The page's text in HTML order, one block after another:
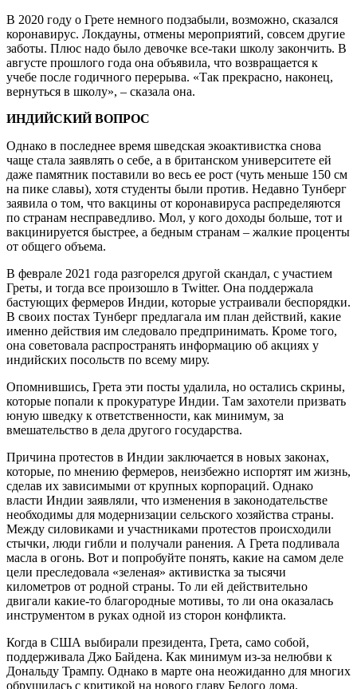
В 2020 году о Грете немного подзабыли, возможно, сказался
коронавирус. Локдауны, отмены мероприятий, совсем другие
заботы. Плюс надо было девочке все-таки школу закончить. В
августе прошлого года она объявила, что возвращается к
учебе после годичного перерыва. «Так прекрасно, наконец,
вернуться в школу», – сказала она.
ИНДИЙСКИЙ ВОПРОС
Однако в последнее время шведская экоактивистка снова
чаще стала заявлять о себе, а в британском университете ей
даже памятник поставили во весь ее рост (чуть меньше 150 см
на пике славы), хотя студенты были против. Недавно Тунберг
заявила о том, что вакцины от коронавируса распределяются
по странам несправедливо. Мол, у кого доходы больше, тот и
вакцинируется быстрее, а бедным странам – жалкие проценты
от общего объема.
В феврале 2021 года разгорелся другой скандал, с участием
Греты, и тогда все произошло в Twitter. Она поддержала
бастующих фермеров Индии, которые устраивали беспорядки.
В своих постах Тунберг предлагала им план действий, какие
именно действия им следовало предпринимать. Кроме того,
она советовала распространять информацию об акциях у
индийских посольств по всему миру.
Опомнившись, Грета эти посты удалила, но остались скрины,
которые попали к прокуратуре Индии. Там захотели призвать
юную шведку к ответственности, как минимум, за
вмешательство в дела другого государства.
Причина протестов в Индии заключается в новых законах,
которые, по мнению фермеров, неизбежно испортят им жизнь,
сделав их зависимыми от крупных корпораций. Однако
власти Индии заявляли, что изменения в законодательстве
необходимы для модернизации сельского хозяйства страны.
Между силовиками и участниками протестов происходили
стычки, люди гибли и получали ранения. А Грета подливала
масла в огонь. Вот и попробуйте понять, какие на самом деле
цели преследовала «зеленая» активистка за тысячи
километров от родной страны. То ли ей действительно
двигали какие-то благородные мотивы, то ли она оказалась
инструментом в руках одной из сторон конфликта.
Когда в США выбирали президента, Грета, само собой,
поддерживала Джо Байдена. Как минимум из-за нелюбви к
Дональду Трампу. Однако в марте она неожиданно для многих
обрушилась с критикой на нового главу Белого дома.